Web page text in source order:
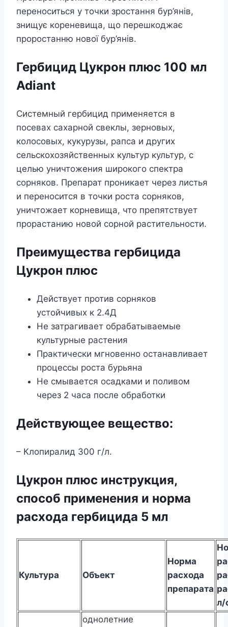
переноситься у точки зростання бур’янів,
знищує кореневища, що перешкоджає
проростанню нової бур’янів.
Гербицид Цукрон плюс 100 мл
Adiant
Системный гербицид применяется в
посевах сахарной свеклы, зерновых,
колосовых, кукурузы, рапса и других
сельскохозяйственных культур культур, с
целью уничтожения широкого спектра
сорняков. Препарат проникает через листья
и переносится в точки роста сорняков,
уничтожает корневища, что препятствует
прорастанию новой сорной растительности.
Преимущества гербицида
Цукрон плюс
Действует против сорняков
устойчивых к 2.4Д
Не затрагивает обрабатываемые
культурные растения
Практически мгновенно останавливает
процессы роста бурьяна
Не смывается осадками и поливом
через 2 часа после обработки
Действующее вещество:
– Клопиралид 300 г/л.
Цукрон плюс инструкция,
способ применения и норма
расхода гербицида 5 мл
Культура Объект
Норма
расхода
препарата
л/
однолетние